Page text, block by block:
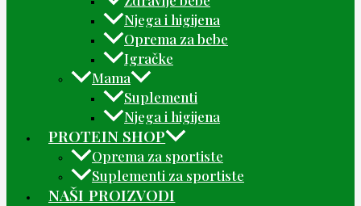
Njega i higijena
Oprema za bebe
Igračke
Mama
Suplementi
Njega i higijena
PROTEIN SHOP
Oprema za sportiste
Suplementi za sportiste
NAŠI PROIZVODI